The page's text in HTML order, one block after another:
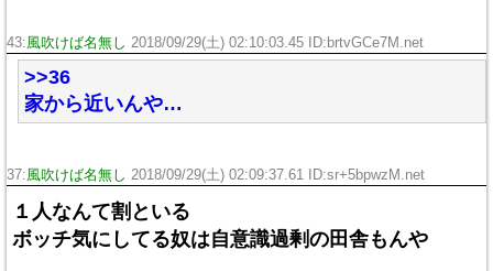
43:風吹けば名無し 2018/09/29(土) 02:10:03.45 ID:brtvGCe7M.net
>>36
家から近いんや…
37:風吹けば名無し 2018/09/29(土) 02:09:37.61 ID:sr+5bpwzM.net
１人なんて割といる
ボッチ気にしてる奴は自意識過剰の田舎もんや